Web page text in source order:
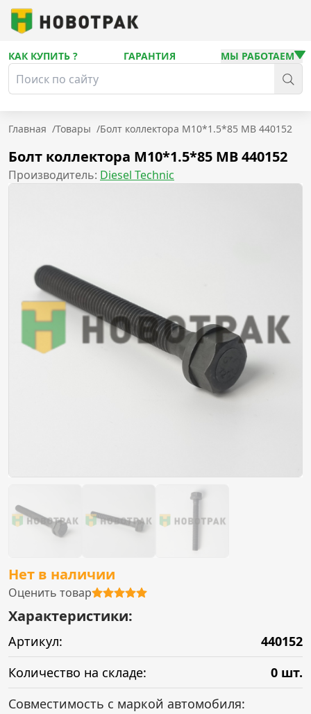
КАК КУПИТЬ ? ГАРАНТИЯ МЫ РАБОТАЕМ
Главная /Товары /Болт коллектора M10*1.5*85 МВ 440152
Болт коллектора M10*1.5*85 МВ 440152
Производитель: Diesel Technic
Нет в наличии
Оценить товар
Характеристики:
Артикул:
440152
Количество на складе:
0 шт.
Совместимость с маркой автомобиля: